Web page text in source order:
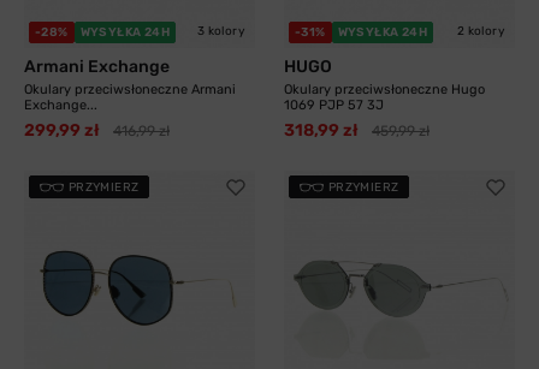
-28% WYSYŁKA 24H 3 kolory
Armani Exchange
Okulary przeciwsłoneczne Armani
Exchange...
299,99 zł 416,99 zł
-31% WYSYŁKA 24H 2 kolory
HUGO
Okulary przeciwsłoneczne Hugo
1069 PJP 57 3J
318,99 zł 459,99 zł
PRZYMIERZ PRZYMIERZ